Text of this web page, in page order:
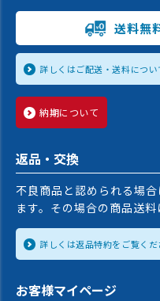
送料無
詳しくはご配送・送料につい
納期について
返品・交換
不良商品と認められる場
ます。その場合の商品送料
詳しくは返品特約をご覧くだ
お客様マイページ